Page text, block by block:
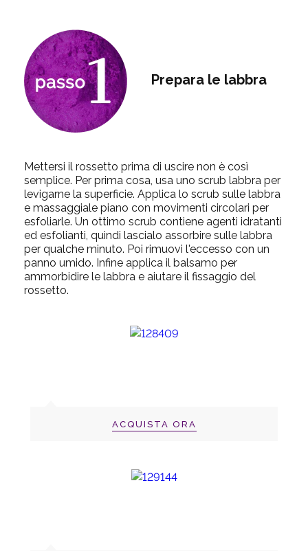
Prepara le labbra
Mettersi il rossetto prima di uscire non è così
semplice. Per prima cosa, usa uno scrub labbra per
levigarne la superficie. Applica lo scrub sulle labbra
e massaggiale piano con movimenti circolari per
esfoliarle. Un ottimo scrub contiene agenti idratanti
ed esfolianti, quindi lascialo assorbire sulle labbra
per qualche minuto. Poi rimuovi l'eccesso con un
panno umido. Infine applica il balsamo per
ammorbidire le labbra e aiutare il fissaggio del
rossetto.
ACQUISTA ORA